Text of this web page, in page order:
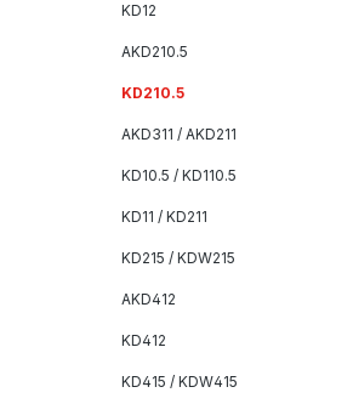
KD12
AKD210.5
KD210.5
AKD311 / AKD211
KD10.5 / KD110.5
KD11 / KD211
KD215 / KDW215
AKD412
KD412
KD415 / KDW415